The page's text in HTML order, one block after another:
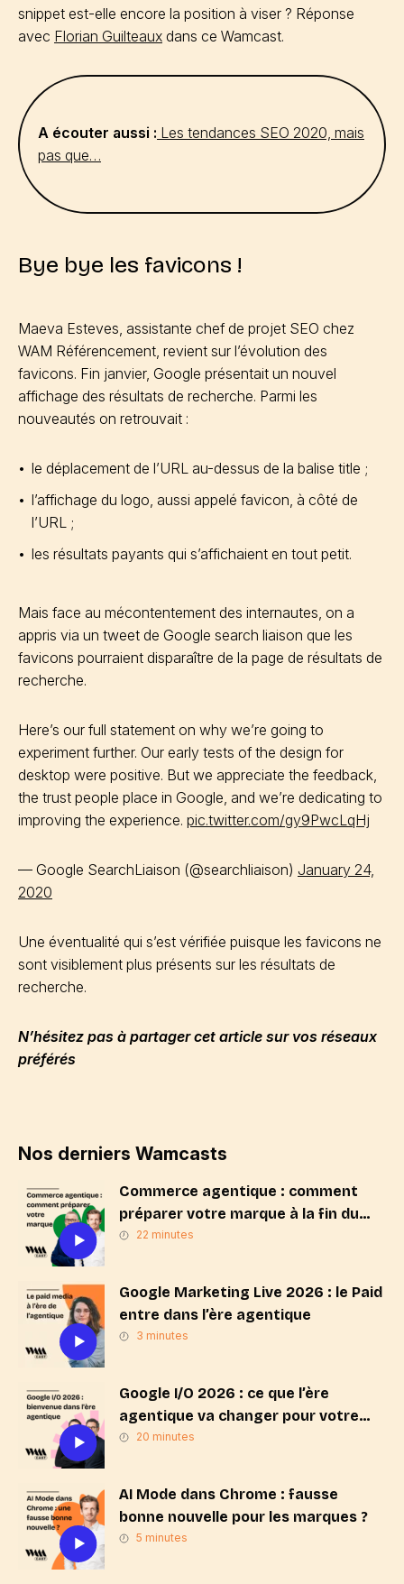
snippet est-elle encore la position à viser ? Réponse
avec Florian Guilteaux dans ce Wamcast.
A écouter aussi : Les tendances SEO 2020, mais
pas que…
Bye bye les favicons !
Maeva Esteves, assistante chef de projet SEO chez
WAM Référencement, revient sur l’évolution des
favicons. Fin janvier, Google présentait un nouvel
affichage des résultats de recherche. Parmi les
nouveautés on retrouvait :
le déplacement de l’URL au-dessus de la balise title ;
l’affichage du logo, aussi appelé favicon, à côté de
l’URL ;
les résultats payants qui s’affichaient en tout petit.
Mais face au mécontentement des internautes, on a
appris via un tweet de Google search liaison que les
favicons pourraient disparaître de la page de résultats de
recherche.
Here’s our full statement on why we’re going to
experiment further. Our early tests of the design for
desktop were positive. But we appreciate the feedback,
the trust people place in Google, and we’re dedicating to
improving the experience. pic.twitter.com/gy9PwcLqHj
— Google SearchLiaison (@searchliaison) January 24,
2020
Une éventualité qui s’est vérifiée puisque les favicons ne
sont visiblement plus présents sur les résultats de
recherche.
N’hésitez pas à partager cet article sur vos réseaux
préférés
Nos derniers Wamcasts
Commerce agentique : comment
préparer votre marque à la fin du
« Search & Click » ?
22 minutes
Google Marketing Live 2026 : le Paid
entre dans l’ère agentique
3 minutes
Google I/O 2026 : ce que l’ère
agentique va changer pour votre
stratégie de marque
20 minutes
AI Mode dans Chrome : fausse
bonne nouvelle pour les marques ?
5 minutes